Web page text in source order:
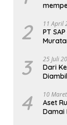
2 11 April
PT
3 25 Juli
Dari
4 10
Aset
Damai